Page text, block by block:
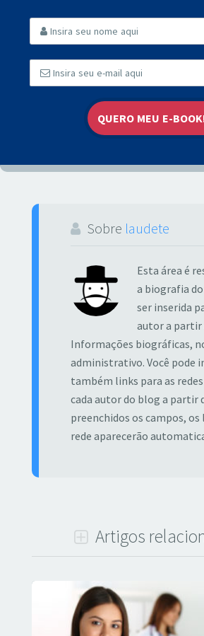
Sobre laudete
Esta área é
a biografia
ser inserida
autor a partir
Informações biográficas,
administrativo. Você pode
também links para as
cada autor do blog a partir
preenchidos os campos, os
rede aparecerão
Artigos